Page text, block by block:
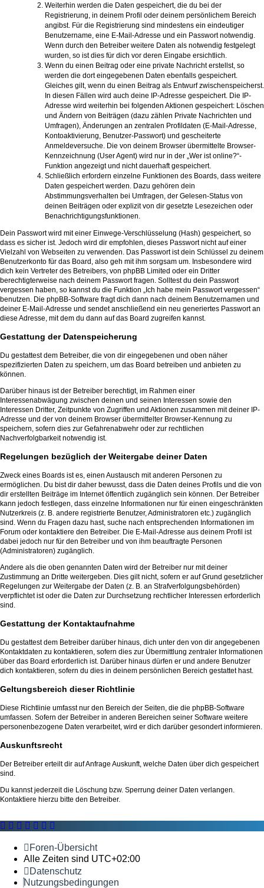
Weiterhin werden die Daten gespeichert, die du bei der
Registrierung, in deinem Profil oder deinem persönlichem Bereich
angibst. Für die Registrierung sind mindestens ein eindeutiger
Benutzername, eine E-Mail-Adresse und ein Passwort notwendig.
Wenn durch den Betreiber weitere Daten als notwendig festgelegt
wurden, so ist dies für dich vor deren Eingabe ersichtlich.
Wenn du einen Beitrag oder eine private Nachricht erstellst, so
werden die dort eingegebenen Daten ebenfalls gespeichert.
Gleiches gilt, wenn du einen Beitrag als Entwurf zwischenspeicherst.
In diesen Fällen wird auch deine IP-Adresse gespeichert. Die IP-
Adresse wird weiterhin bei folgenden Aktionen gespeichert: Löschen
und Ändern von Beiträgen (dazu zählen Private Nachrichten und
Umfragen), Änderungen an zentralen Profildaten (E-Mail-Adresse,
Kontoaktivierung, Benutzer-Passwort) und gescheiterte
Anmeldeversuche. Die von deinem Browser übermittelte Browser-
Kennzeichnung (User Agent) wird nur in der „Wer ist online?“-
Funktion angezeigt und nicht dauerhaft gespeichert.
Schließlich erfordern einzelne Funktionen des Boards, dass weitere
Daten gespeichert werden. Dazu gehören dein
Abstimmungsverhalten bei Umfragen, der Gelesen-Status von
deinen Beiträgen oder explizit von dir gesetzte Lesezeichen oder
Benachrichtigungsfunktionen.
Dein Passwort wird mit einer Einwege-Verschlüsselung (Hash) gespeichert, so
dass es sicher ist. Jedoch wird dir empfohlen, dieses Passwort nicht auf einer
Vielzahl von Webseiten zu verwenden. Das Passwort ist dein Schlüssel zu deinem
Benutzerkonto für das Board, also geh mit ihm sorgsam um. Insbesondere wird
dich kein Vertreter des Betreibers, von phpBB Limited oder ein Dritter
berechtigterweise nach deinem Passwort fragen. Solltest du dein Passwort
vergessen haben, so kannst du die Funktion „Ich habe mein Passwort vergessen“
benutzen. Die phpBB-Software fragt dich dann nach deinem Benutzernamen und
deiner E-Mail-Adresse und sendet anschließend ein neu generiertes Passwort an
diese Adresse, mit dem du dann auf das Board zugreifen kannst.
Gestattung der Datenspeicherung
Du gestattest dem Betreiber, die von dir eingegebenen und oben näher
spezifizierten Daten zu speichern, um das Board betreiben und anbieten zu
können.
Darüber hinaus ist der Betreiber berechtigt, im Rahmen einer
Interessenabwägung zwischen deinen und seinen Interessen sowie den
Interessen Dritter, Zeitpunkte von Zugriffen und Aktionen zusammen mit deiner IP-
Adresse und der von deinem Browser übermittelter Browser-Kennung zu
speichern, sofern dies zur Gefahrenabwehr oder zur rechtlichen
Nachverfolgbarkeit notwendig ist.
Regelungen bezüglich der Weitergabe deiner Daten
Zweck eines Boards ist es, einen Austausch mit anderen Personen zu
ermöglichen. Du bist dir daher bewusst, dass die Daten deines Profils und die von
dir erstellten Beiträge im Internet öffentlich zugänglich sein können. Der Betreiber
kann jedoch festlegen, dass einzelne Informationen nur für einen eingeschränkten
Nutzerkreis (z. B. andere registrierte Benutzer, Administratoren etc.) zugänglich
sind. Wenn du Fragen dazu hast, suche nach entsprechenden Informationen im
Forum oder kontaktiere den Betreiber. Die E-Mail-Adresse aus deinem Profil ist
dabei jedoch nur für den Betreiber und von ihm beauftragte Personen
(Administratoren) zugänglich.
Andere als die oben genannten Daten wird der Betreiber nur mit deiner
Zustimmung an Dritte weitergeben. Dies gilt nicht, sofern er auf Grund gesetzlicher
Regelungen zur Weitergabe der Daten (z. B. an Strafverfolgungsbehörden)
verpflichtet ist oder die Daten zur Durchsetzung rechtlicher Interessen erforderlich
sind.
Gestattung der Kontaktaufnahme
Du gestattest dem Betreiber darüber hinaus, dich unter den von dir angegebenen
Kontaktdaten zu kontaktieren, sofern dies zur Übermittlung zentraler Informationen
über das Board erforderlich ist. Darüber hinaus dürfen er und andere Benutzer
dich kontaktieren, sofern du dies in deinem persönlichen Bereich gestattet hast.
Geltungsbereich dieser Richtlinie
Diese Richtlinie umfasst nur den Bereich der Seiten, die die phpBB-Software
umfassen. Sofern der Betreiber in anderen Bereichen seiner Software weitere
personenbezogene Daten verarbeitet, wird er dich darüber gesondert informieren.
Auskunftsrecht
Der Betreiber erteilt dir auf Anfrage Auskunft, welche Daten über dich gespeichert
sind.
Du kannst jederzeit die Löschung bzw. Sperrung deiner Daten verlangen.
Kontaktiere hierzu bitte den Betreiber.
Foren-Übersicht
Alle Zeiten sind UTC+02:00
Datenschutz
Nutzungsbedingungen